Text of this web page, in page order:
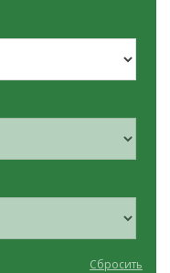
Сбросить